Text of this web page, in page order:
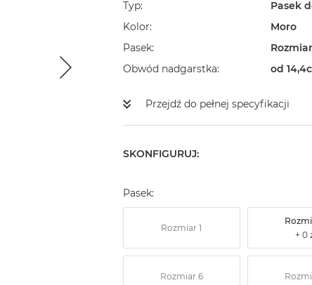
Typ
Pasek
Kolor
Moro
Pasek
Obwód nadgarstka
od
Przejdź do pełnej specyfikacji
SKONFIGURUJ:
Pasek:
Rozmiar 1
Rozmiar 6